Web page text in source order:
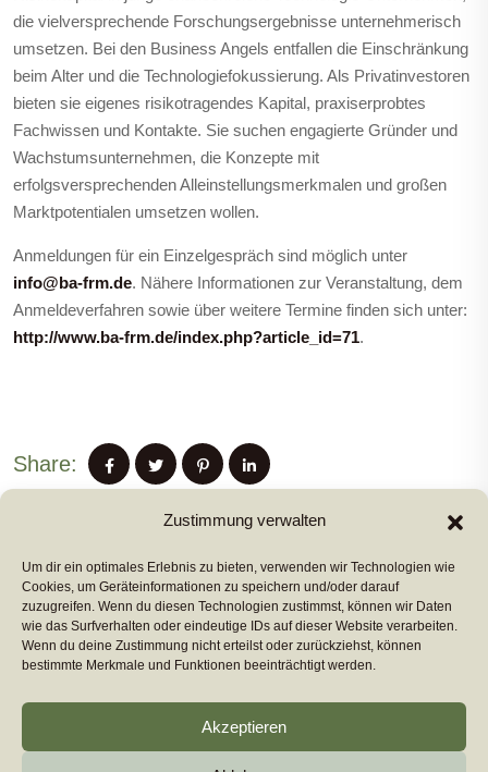
Zustimmung verwalten
Um dir ein optimales Erlebnis zu bieten, verwenden wir Technologien wie
Cookies, um Geräteinformationen zu speichern und/oder darauf
zuzugreifen. Wenn du diesen Technologien zustimmst, können wir Daten
wie das Surfverhalten oder eindeutige IDs auf dieser Website verarbeiten.
Wenn du deine Zustimmung nicht erteilst oder zurückziehst, können
bestimmte Merkmale und Funktionen beeinträchtigt werden.
Akzeptieren
die vielversprechende Forschungsergebnisse unternehmerisch
umsetzen. Bei den Business Angels entfallen die Einschränkung
beim Alter und die Technologiefokussierung. Als Privatinvestoren
bieten sie eigenes risikotragendes Kapital, praxiserprobtes
Fachwissen und Kontakte. Sie suchen engagierte Gründer und
Wachstumsunternehmen, die Konzepte mit
erfolgsversprechenden Alleinstellungsmerkmalen und großen
Marktpotentialen umsetzen wollen.
Anmeldungen für ein Einzelgespräch sind möglich unter
info@ba-frm.de. Nähere Informationen zur Veranstaltung, dem
Anmeldeverfahren sowie über weitere Termine finden sich unter:
http://www.ba-frm.de/index.php?article_id=71.
Share:
PREVIUS POST
NEXT POST